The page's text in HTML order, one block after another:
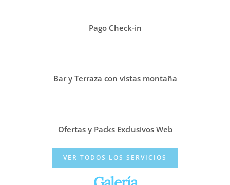
Pago Check-in
Bar y Terraza con vistas montaña
Ofertas y Packs Exclusivos Web
VER TODOS LOS SERVICIOS